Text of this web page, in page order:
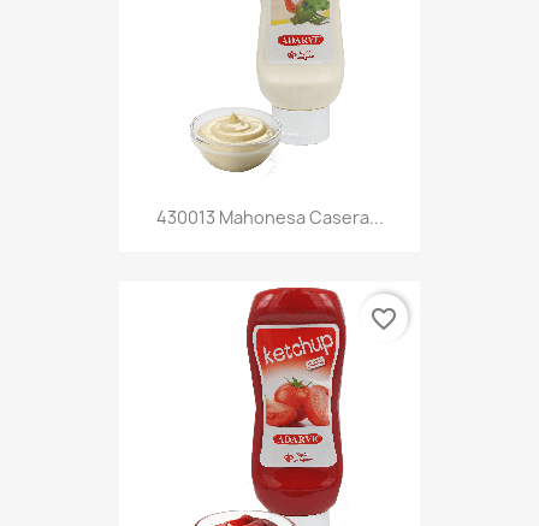
430013 Mahonesa Casera...
favorite_border